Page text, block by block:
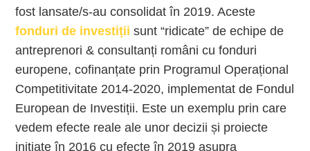
fost lansate/s-au consolidat în 2019. Aceste
fonduri de investiții sunt “ridicate” de echipe de
antreprenori & consultanți români cu fonduri
europene, cofinanțate prin Programul Operațional
Competitivitate 2014-2020, implementat de Fondul
European de Investiții. Este un exemplu prin care
vedem efecte reale ale unor decizii și proiecte
inițiate în 2016 cu efecte în 2019 asupra